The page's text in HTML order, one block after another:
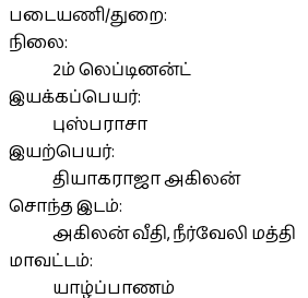
படையணி/துறை:
நிலை:
2ம் லெப்டினன்ட்
இயக்கப்பெயர்:
புஸ்பராசா
இயற்பெயர்:
தியாகராஜா அகிலன்
சொந்த இடம்:
அகிலன் வீதி, நீர்வேலி மத்தி
மாவட்டம்:
யாழ்ப்பாணம்